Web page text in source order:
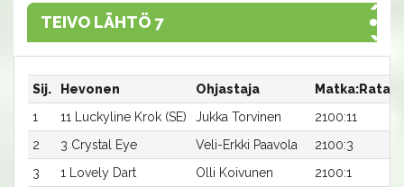
TEIVO LÄHTÖ 7
Sij. Hevonen Ohjastaja Matka:Rata
1
11 Luckyline Krok (SE) Jukka Torvinen 2100:11
2
3 Crystal Eye Veli-Erkki Paavola 2100:3
3
1 Lovely Dart Olli Koivunen 2100:1